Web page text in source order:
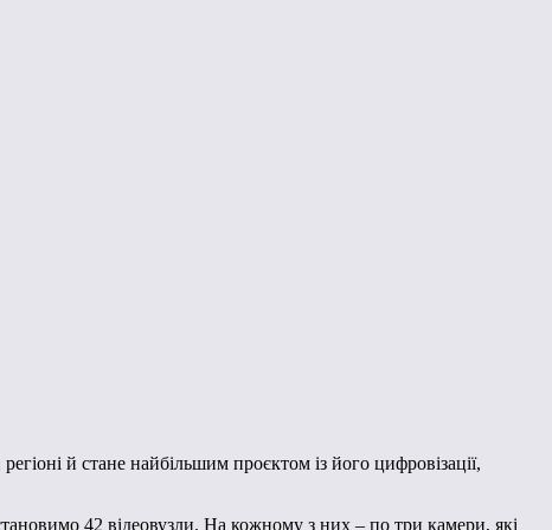
й стане найбільшим проєктом із його цифровізації,
42 відеовузли. На кожному з них – по три камери, які